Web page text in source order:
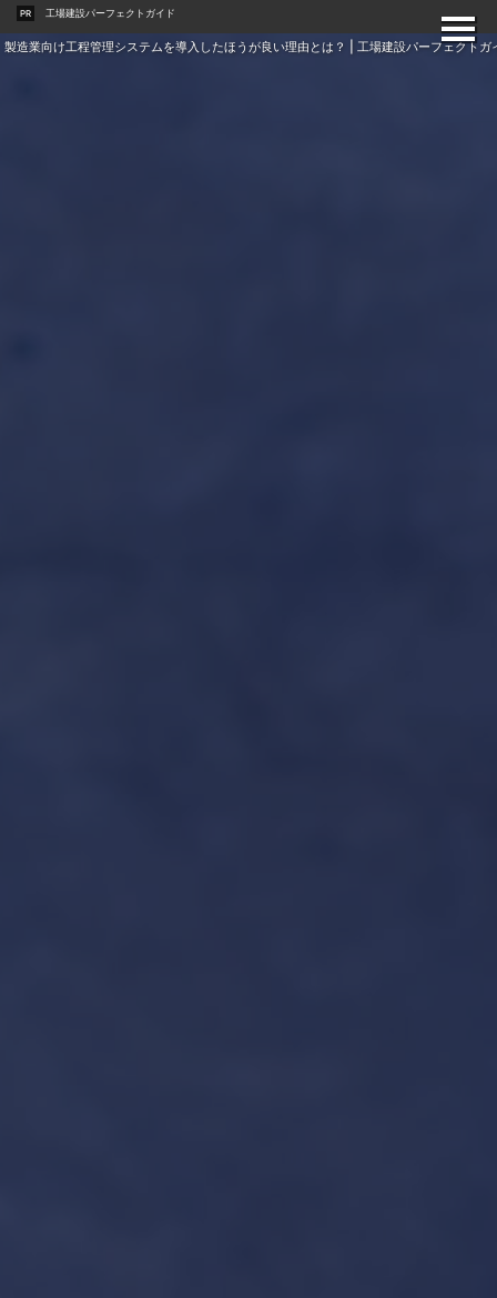
PR 工場建設パーフェクトガイド
製造業向け工程管理システムを導入したほうが良い理由とは？ | 工場建設パーフェクトガ